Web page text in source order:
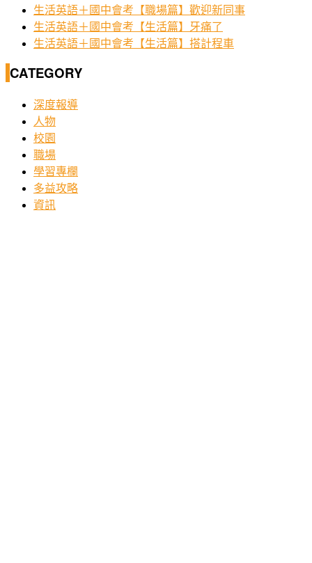
生活英語＋國中會考【職場篇】歡迎新同事
生活英語＋國中會考【生活篇】牙痛了
生活英語＋國中會考【生活篇】搭計程車
CATEGORY
深度報導
人物
校園
職場
學習專欄
多益攻略
資訊